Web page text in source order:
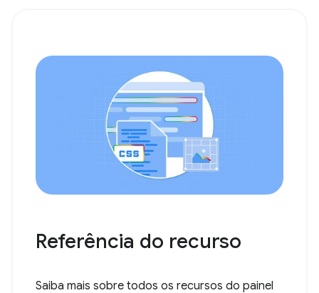
Referência do recurso
Saiba mais sobre todos os recursos do painel